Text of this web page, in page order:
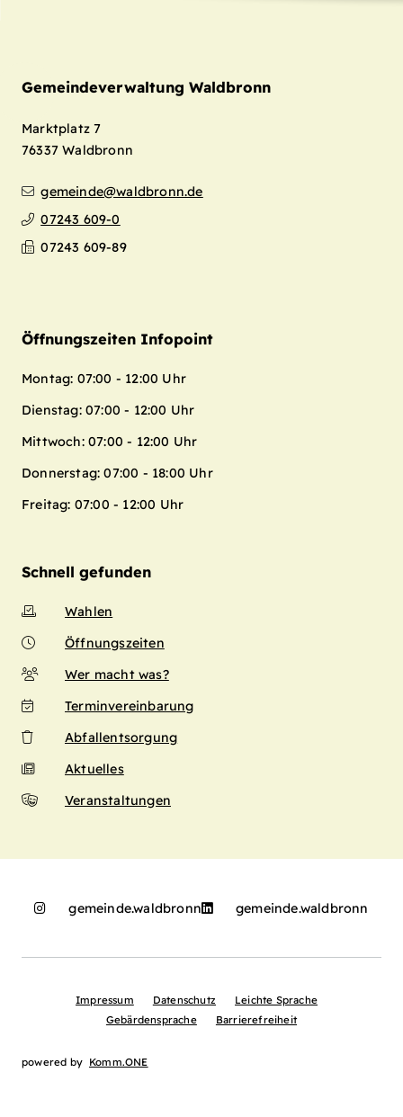
Gemeindeverwaltung Waldbronn
Marktplatz 7
76337 Waldbronn
gemeinde@waldbronn.de
07243 609-0
07243 609-89
Öffnungszeiten Infopoint
Montag: 07:00 - 12:00 Uhr
Dienstag: 07:00 - 12:00 Uhr
Mittwoch: 07:00 - 12:00 Uhr
Donnerstag: 07:00 - 18:00 Uhr
Freitag: 07:00 - 12:00 Uhr
Schnell gefunden
Wahlen
Öffnungszeiten
Wer macht was?
Terminvereinbarung
Abfallentsorgung
Aktuelles
Veranstaltungen
gemeinde.waldbronn gemeinde.waldbronn
Impressum Datenschutz
Leichte Sprache
Gebärdensprache
Barrierefreiheit
powered by Komm.ONE